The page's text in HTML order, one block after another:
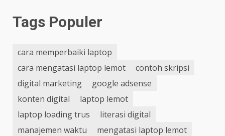
Tags Populer
cara memperbaiki laptop
cara mengatasi laptop lemot
contoh skripsi
digital marketing
google adsense
konten digital
laptop lemot
laptop loading trus
literasi digital
manajemen waktu
mengatasi laptop lemot